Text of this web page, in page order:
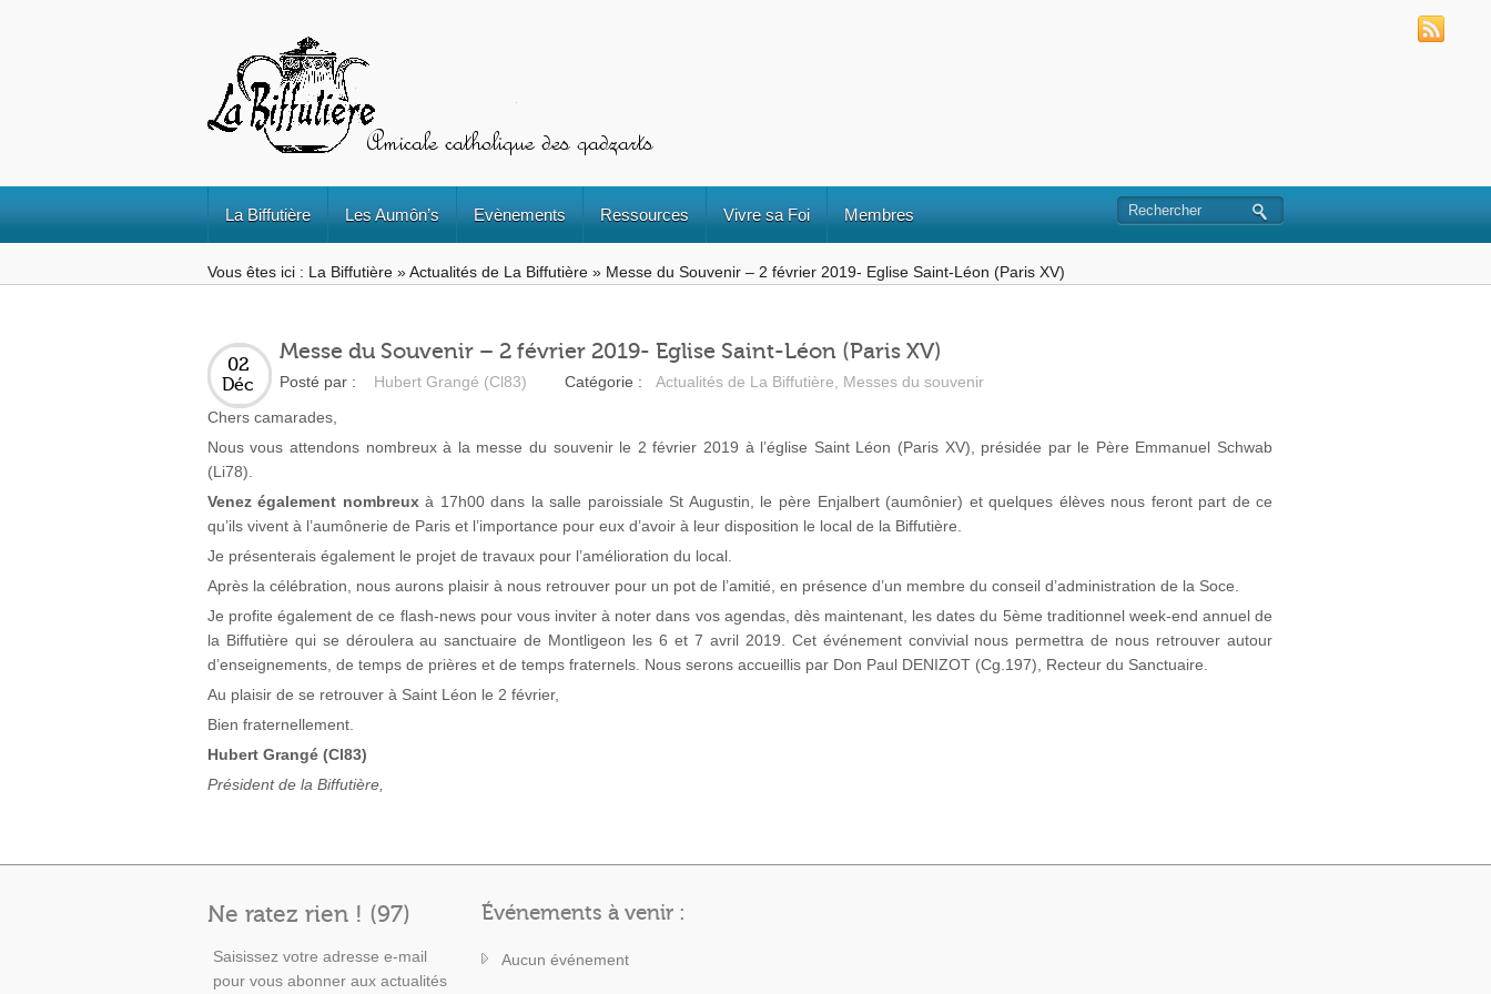
La Biffutière Les Aumôn’s Evènements Ressources Vivre sa Foi Membres
Vous êtes ici : La Biffutière»Actualités de La Biffutière» Messe du Souvenir – 2 février 2019- Eglise Saint-Léon (Paris XV)
Messe du Souvenir – 2 février 2019- Eglise Saint-Léon (Paris XV)
02
Déc Posté par : Hubert Grangé (Cl83) Catégorie : Actualités de La Biffutière
Messes du souvenir
Chers camarades,
Nous vous attendons nombreux à la messe du souvenir le 2 février 2019 à l’église Saint Léon (Paris XV), présidée par le Père Emmanuel Schwab
(Li78).
Venez également nombreuxà 17h00 dans la salle paroissiale St Augustin, le père Enjalbert (aumônier) et quelques élèves nous feront part de ce
qu’ils vivent à l’aumônerie de Paris et l’importance pour eux d’avoir à leur disposition le local de la Biffutière.
Je présenterais également le projet de travaux pour l’amélioration du local.
Après la célébration, nous aurons plaisir à nous retrouver pour un pot de l’amitié, en présence d’un membre du conseil d’administration de la Soce.
Je profite également de ce flash-news pour vous inviter à noter dans vos agendas, dès maintenant, les dates du 5ème traditionnel week-end annuel de
la Biffutière qui se déroulera au sanctuaire de Montligeon les 6 et 7 avril 2019. Cet événement convivial nous permettra de nous retrouver autour
d’enseignements, de temps de prières et de temps fraternels. Nous serons accueillis par Don Paul DENIZOT (Cg.197), Recteur du Sanctuaire.
Au plaisir de se retrouver à Saint Léon le 2 février,
Bien fraternellement.
Hubert Grangé (Cl83)
Président de la Biffutière,
Ne ratez rien ! (97)
Saisissez votre adresse e-mail
pour vous abonner aux actualités
Événements à venir :
Aucun événement